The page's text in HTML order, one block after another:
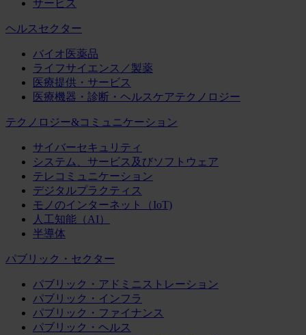
サービス
ヘルスセクター
バイオ医薬品
ライフサイエンス／製薬
医療提供・サービス
医療機器・診断・ヘルスケアテクノロジー
テクノロジー&コミュニケーション
サイバーセキュリティ
システム、サービス及びソフトウェア
テレコミュニケーション
デジタルプラクティス
モノのインターネット（IoT)
人工知能（AI）
半導体
パブリック・セクター
パブリック・アドミニストレーション
パブリック・インフラ
パブリック・ファイナンス
パブリック・ヘルス